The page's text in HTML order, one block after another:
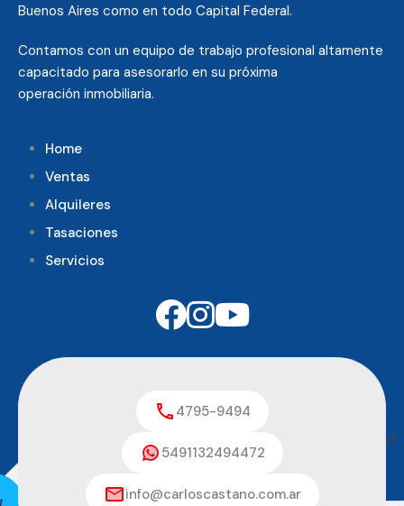
Buenos Aires como en todo Capital Federal.
Contamos con un equipo de trabajo profesional altamente
capacitado para asesorarlo en su próxima
operación inmobiliaria.
Home
Ventas
Alquileres
Tasaciones
Servicios
4795-9494
5491132494472
info@carloscastano.com.ar